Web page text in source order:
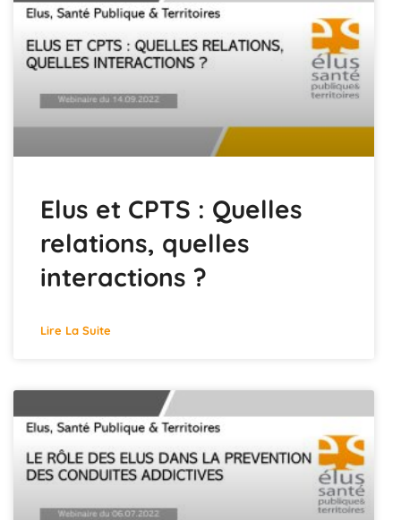
Elus et CPTS : Quelles
relations, quelles
interactions ?
Lire La Suite